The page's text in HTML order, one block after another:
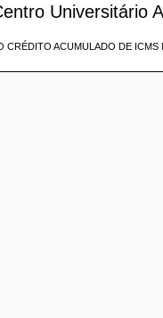
Universitário
ACUMULADO DE ICMS